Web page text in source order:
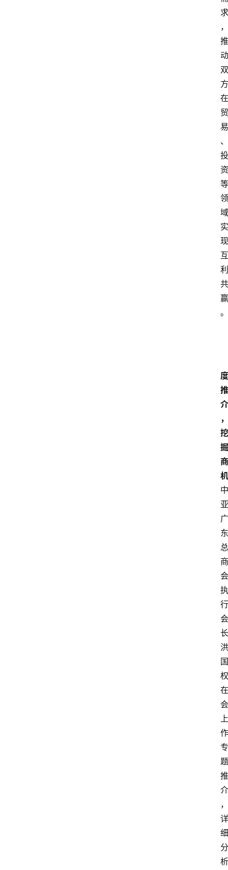
求
，
推
动
双
方
在
贸
易
、
投
资
等
领
域
实
现
互
利
共
赢
。
度
推
介
，
挖
掘
商
机
中
亚
广
东
总
商
会
执
行
会
长
洪
国
权
在
会
上
作
专
题
推
介
，
详
细
分
析